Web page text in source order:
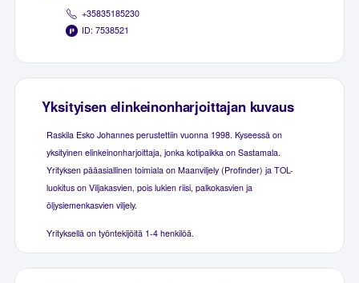
+35835185230
ID: 7538521
Yksityisen elinkeinonharjoittajan kuvaus
Raskila Esko Johannes perustettiin vuonna 1998. Kyseessä on
yksityinen elinkeinonharjoittaja, jonka kotipaikka on Sastamala.
Yrityksen pääasiallinen toimiala on Maanviljely (Profinder) ja TOL-
luokitus on Viljakasvien, pois lukien riisi, palkokasvien ja
öljysiemenkasvien viljely.
Yrityksellä on työntekijöitä 1-4 henkilöä.